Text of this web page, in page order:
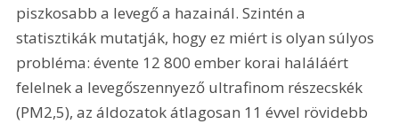
piszkosabb a levegő a hazainál. Szintén a
statisztikák mutatják, hogy ez miért is olyan súlyos
probléma: évente 12 800 ember korai haláláért
felelnek a levegőszennyező ultrafinom részecskék
(PM2,5), az áldozatok átlagosan 11 évvel rövidebb